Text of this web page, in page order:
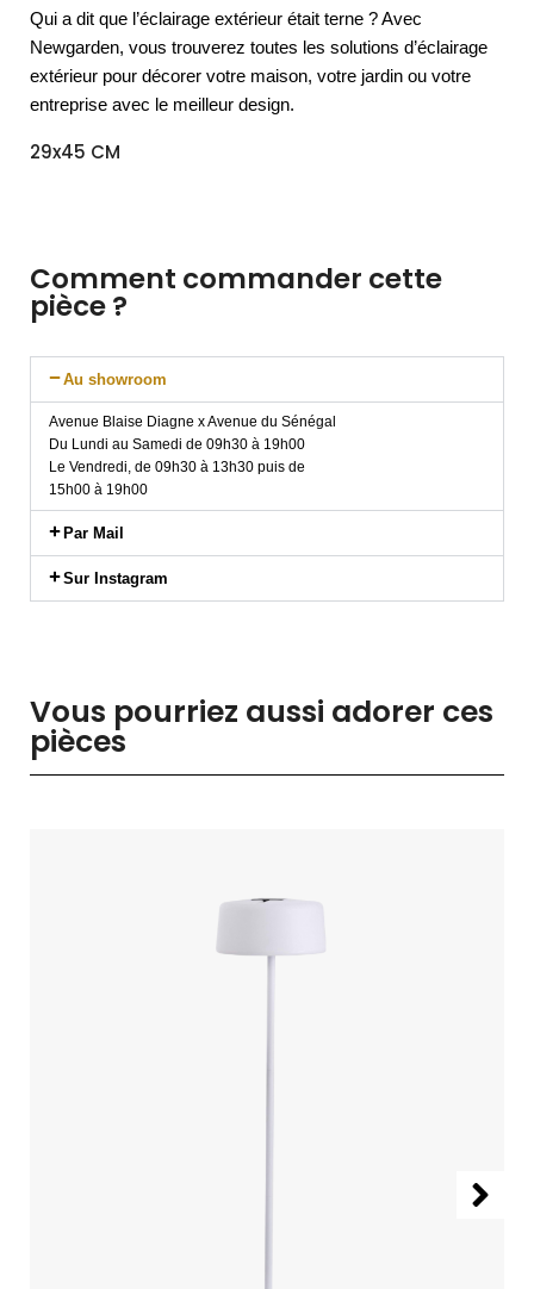
Qui a dit que l’éclairage extérieur était terne ? Avec
Newgarden, vous trouverez toutes les solutions d’éclairage
extérieur pour décorer votre maison, votre jardin ou votre
entreprise avec le meilleur design.
29x45 CM
Comment commander cette
pièce ?
Au showroom
Avenue Blaise Diagne x Avenue du Sénégal
Du Lundi au Samedi de 09h30 à 19h00
Le Vendredi, de 09h30 à 13h30 puis de
15h00 à 19h00
Par Mail
Sur Instagram
Vous pourriez aussi adorer ces
pièces